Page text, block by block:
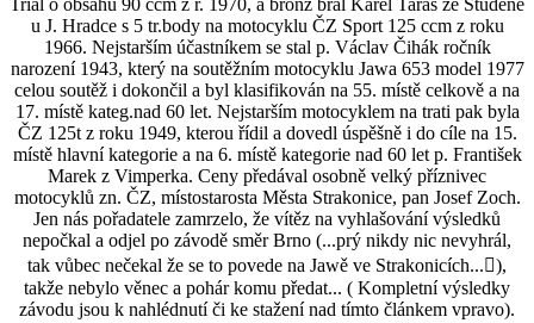
Trial o obsahu 90 ccm z r. 1970, a bronz bral Karel Taras ze Studené
u J. Hradce s 5 tr.body na motocyklu ČZ Sport 125 ccm z roku
1966. Nejstarším účastníkem se stal p. Václav Čihák ročník
narození 1943, který na soutěžním motocyklu Jawa 653 model 1977
celou soutěž i dokončil a byl klasifikován na 55. místě celkově a na
17. místě kateg.nad 60 let. Nejstarším motocyklem na trati pak byla
ČZ 125t z roku 1949, kterou řídil a dovedl úspěšně i do cíle na 15.
místě hlavní kategorie a na 6. místě kategorie nad 60 let p. František
Marek z Vimperka. Ceny předával osobně velký příznivec
motocyklů zn. ČZ, místostarosta Města Strakonice, pan Josef Zoch.
Jen nás pořadatele zamrzelo, že vítěz na vyhlašování výsledků
nepočkal a odjel po závodě směr Brno (...prý nikdy nic nevyhrál,
tak vůbec nečekal že se to povede na Jawě ve Strakonicích...),
takže nebylo věnec a pohár komu předat... ( Kompletní výsledky
závodu jsou k nahlédnutí či ke stažení nad tímto článkem vpravo).